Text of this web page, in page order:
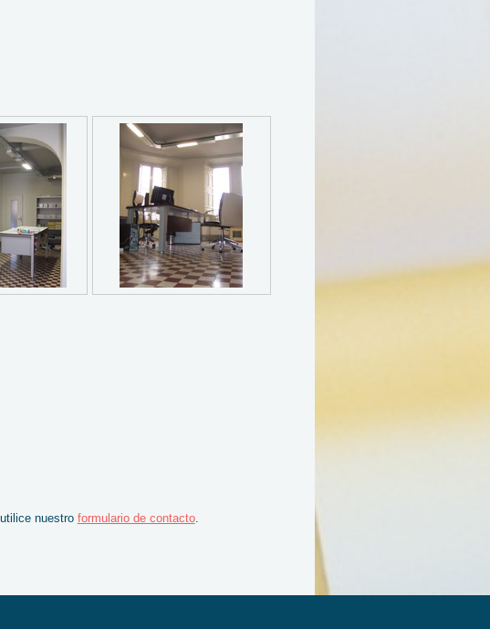
nuestro formulario de contacto.